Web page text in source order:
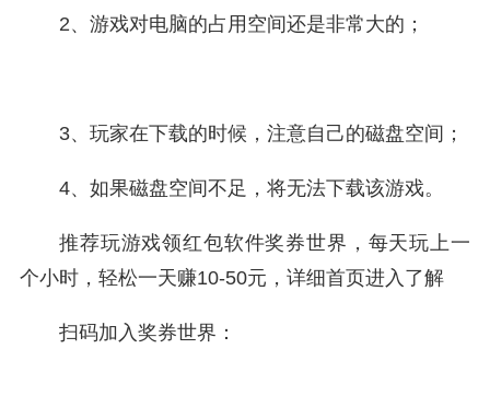
2、游戏对电脑的占用空间还是非常大的；
3、玩家在下载的时候，注意自己的磁盘空间；
4、如果磁盘空间不足，将无法下载该游戏。
推荐玩游戏领红包软件奖券世界，每天玩上一
个小时，轻松一天赚10-50元，详细首页进入了解
扫码加入奖券世界：